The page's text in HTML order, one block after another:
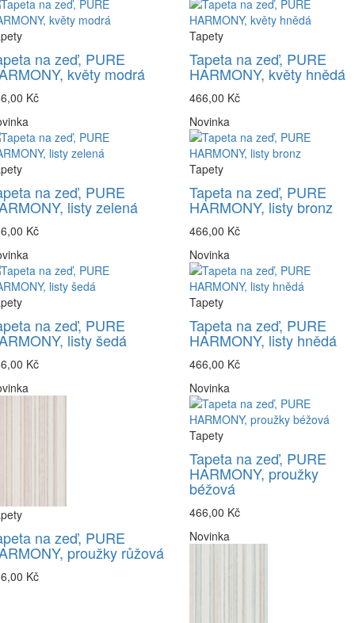
na zeď, PURE
květy modrá
Kč
Tapety
Tapeta na zeď, PURE
HARMONY, květy hnědá
466,00 Kč
na zeď, PURE
listy zelená
Kč
Novinka
Tapety
Tapeta na zeď, PURE
HARMONY, listy bronz
466,00 Kč
na zeď, PURE
listy šedá
Kč
Novinka
Tapety
Tapeta na zeď, PURE
HARMONY, listy hnědá
466,00 Kč
na zeď, PURE
proužky růžová
Kč
Novinka
Tapety
Tapeta na zeď, PURE
HARMONY, proužky
béžová
466,00 Kč
Novinka